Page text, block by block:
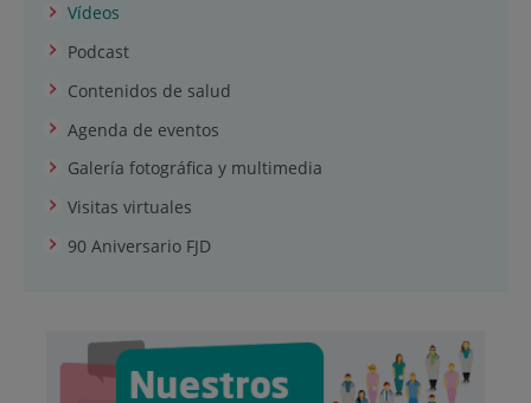
Vídeos
Podcast
Contenidos de salud
Agenda de eventos
Galería fotográfica y multimedia
Visitas virtuales
90 Aniversario FJD